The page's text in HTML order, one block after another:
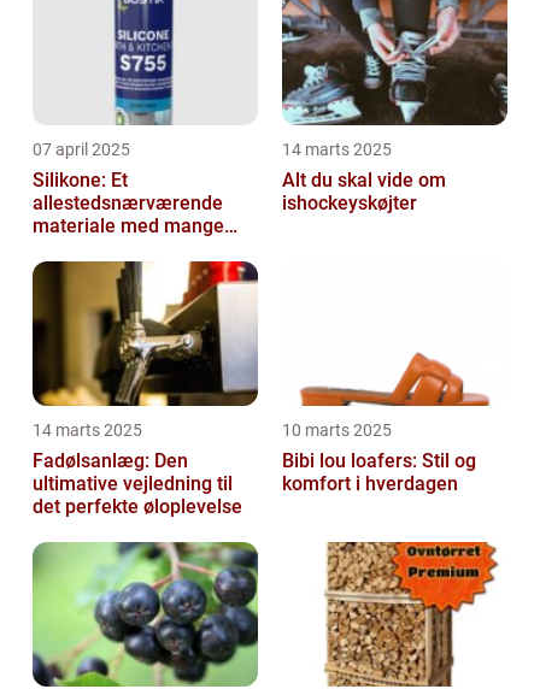
07 april 2025
Silikone: Et
allestedsnærværende
materiale med mange
14 marts 2025
Alt du skal vide om
ishockeyskøjter
14 marts 2025
Fadølsanlæg: Den
ultimative vejledning til
det perfekte øloplevelse
10 marts 2025
Bibi lou loafers: Stil og
komfort i hverdagen